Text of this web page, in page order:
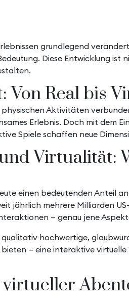
grundlegend
Diese Entwicklung
Von Real bis
Aktivitäten
Erlebnis. Doch mit dem
Spiele schaffen neue
Virtualität:
einen bedeutenden Anteil
jährlich mehrere Milliarden
— genau jene
hochwertige,
— eine interaktive